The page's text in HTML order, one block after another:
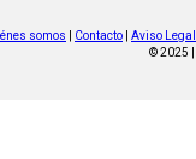
somos Contacto
Aviso Legal
© 2025